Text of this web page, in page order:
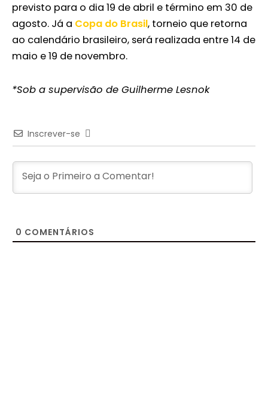
previsto para o dia 19 de abril e término em 30 de
agosto. Já a Copa do Brasil, torneio que retorna
ao calendário brasileiro, será realizada entre 14 de
maio e 19 de novembro.
*Sob a supervisão de Guilherme Lesnok
Inscrever-se
0 COMENTÁRIOS